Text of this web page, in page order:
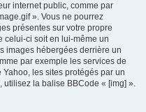
internet public, comme par
». Vous ne pourrez
présentes sur votre propre
celui-ci soit en lui-même un
images hébergées derrière un
par exemple les services de
les sites protégés par un
utilisez la balise BBCode « [img] ».